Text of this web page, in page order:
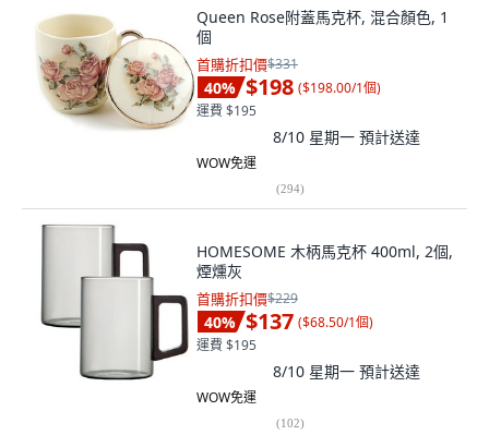
Queen Rose附蓋馬克杯, 混合顏色, 1
個
首購折扣價$331
40% $198 ($198.00/1個)
運費 $195
8/10 星期一 預計送達
WOW免運
(294)
HOMESOME 木柄馬克杯 400ml, 2個,
煙燻灰
首購折扣價$229
40% $137 ($68.50/1個)
運費 $195
8/10 星期一 預計送達
WOW免運
(102)